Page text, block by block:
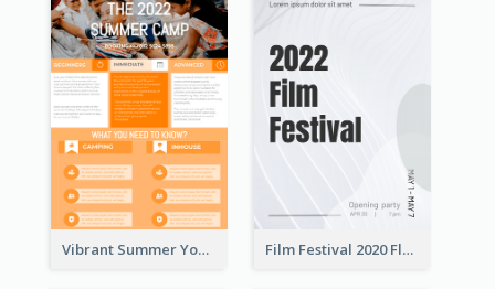
Vibrant Summer Youth Flyer Design Templates Film Festival 2020 Flyer